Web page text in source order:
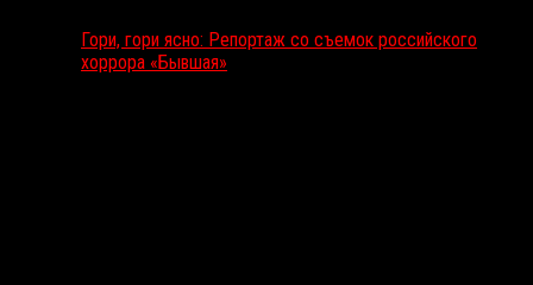
Гори, гори ясно: Репортаж со съемок российского
хоррора «Бывшая»